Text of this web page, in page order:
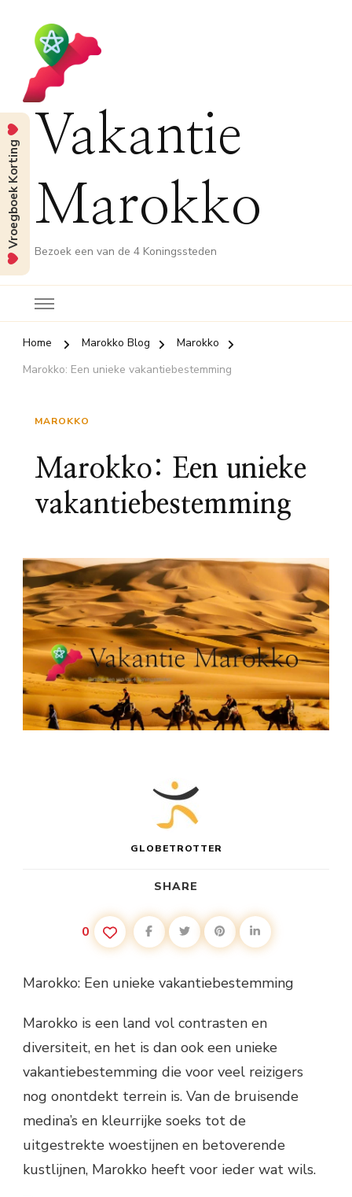
Vakantie
Marokko
Bezoek een van de 4 Koningssteden
Home Marokko Blog
Marokko
Marokko: Een unieke vakantiebestemming
MAROKKO
Marokko: Een unieke
vakantiebestemming
GLOBETROTTER
SHARE
0
Marokko: Een unieke vakantiebestemming
Marokko is een land vol contrasten en
diversiteit, en het is dan ook een unieke
vakantiebestemming die voor veel reizigers
nog onontdekt terrein is. Van de bruisende
medina’s en kleurrijke soeks tot de
uitgestrekte woestijnen en betoverende
kustlijnen, Marokko heeft voor ieder wat wils.
Vroegboek Korting